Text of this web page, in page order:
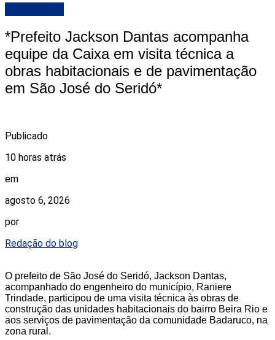
*Prefeito Jackson Dantas acompanha
equipe da Caixa em visita técnica a
obras habitacionais e de pavimentação
em São José do Seridó*
Publicado
10 horas atrás
em
agosto 6, 2026
por
Redação do blog
O prefeito de São José do Seridó, Jackson Dantas,
acompanhado do engenheiro do município, Raniere
Trindade, participou de uma visita técnica às obras de
construção das unidades habitacionais do bairro Beira Rio e
aos serviços de pavimentação da comunidade Badaruco, na
zona rural.